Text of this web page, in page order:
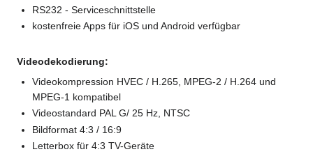
RS232 - Serviceschnittstelle
kostenfreie Apps für iOS und Android verfügbar
Videodekodierung:
Videokompression HVEC / H.265, MPEG-2 / H.264 und
MPEG-1 kompatibel
Videostandard PAL G/ 25 Hz, NTSC
Bildformat 4:3 / 16:9
Letterbox für 4:3 TV-Geräte